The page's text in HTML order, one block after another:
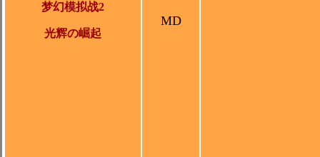
梦幻模拟战2
光辉の崛起
MD